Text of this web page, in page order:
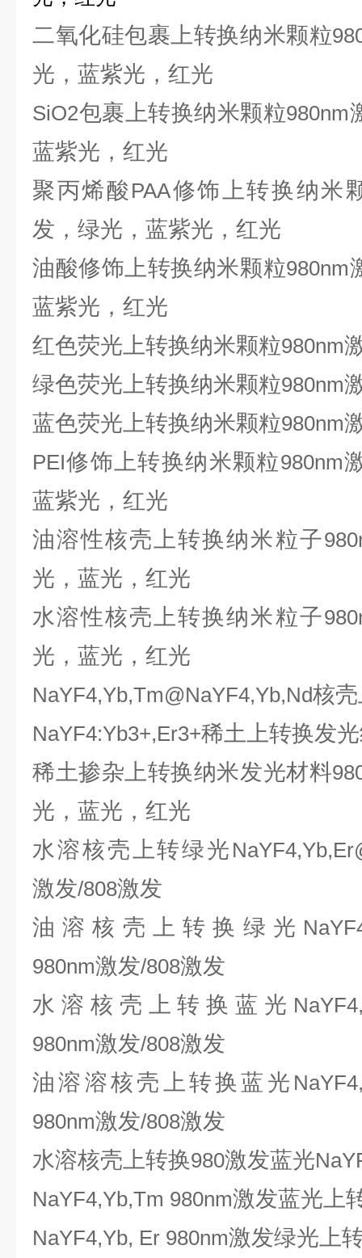
二氧化硅包裹上转换纳米颗粒
光，蓝紫光，红光
SiO2包裹上转换纳米颗粒980nm
蓝紫光，红光
聚丙烯酸 PAA修饰上转换纳米
发，绿光，蓝紫光，红光
油酸修饰上转换纳米颗粒980nm
蓝紫光，红光
红色荧光上转换纳米颗粒980nm
绿色荧光上转换纳米颗粒980nm
蓝色荧光上转换纳米颗粒980nm
PEI修饰上转换纳米颗粒980nm
蓝紫光，红光
油溶性核壳上转换纳米粒子
光，蓝光，红光
水溶性核壳上转换纳米粒子
光，蓝光，红光
NaYF4,Yb,Tm@NaYF4,Yb,Nd核
NaYF4:Yb3+,Er3+稀土上转换发
稀土掺杂上转换纳米发光材料
光，蓝光，红光
水溶核壳上转绿光
激发/808激发
油溶核壳上转换绿光
980nm激发/808激发
水溶核壳上转换蓝光
980nm激发/808激发
油溶溶核壳上转换蓝光
980nm激发/808激发
水溶核壳上转换980激发蓝光
NaYF4,Yb,Tm 980nm激发蓝光上
NaYF4,Yb, Er 980nm激发绿光上